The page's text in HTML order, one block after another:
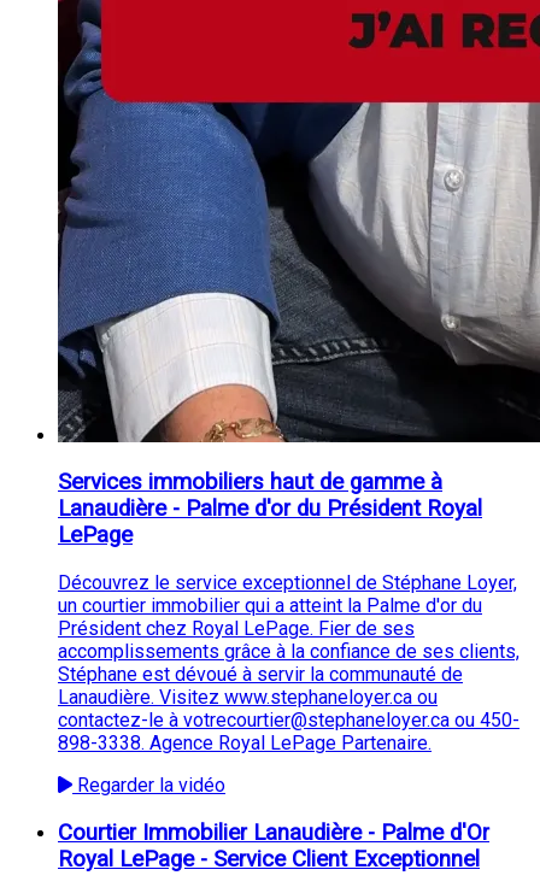
Services immobiliers haut de gamme à
Lanaudière - Palme d'or du Président Royal
LePage
Découvrez le service exceptionnel de Stéphane Loyer,
un courtier immobilier qui a atteint la Palme d'or du
Président chez Royal LePage. Fier de ses
accomplissements grâce à la confiance de ses clients,
Stéphane est dévoué à servir la communauté de
Lanaudière. Visitez www.stephaneloyer.ca ou
contactez-le à votrecourtier@stephaneloyer.ca ou 450-
898-3338. Agence Royal LePage Partenaire.
Regarder la vidéo
Courtier Immobilier Lanaudière - Palme d'Or
Royal LePage - Service Client Exceptionnel